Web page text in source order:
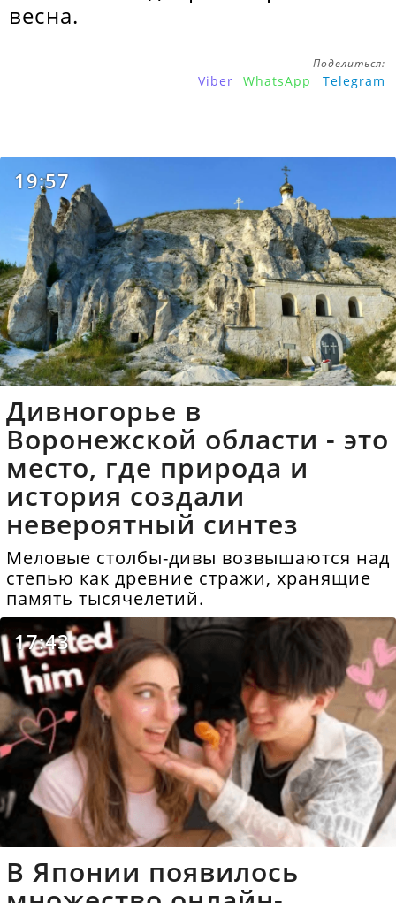
весна.
Поделиться:
Viber WhatsApp Telegram
19:57
Дивногорье в
Воронежской области - это
место, где природа и
история создали
невероятный синтез
Меловые столбы-дивы возвышаются над
степью как древние стражи, хранящие
память тысячелетий.
17:43
В Японии появилось